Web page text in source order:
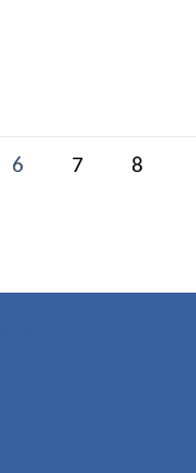
6 7 8